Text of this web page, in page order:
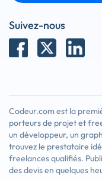
Suivez-nous
Codeur.com est la
porteurs de projet et
un développeur, un
trouvez le prestataire
freelances qualifiés.
des devis en quelques